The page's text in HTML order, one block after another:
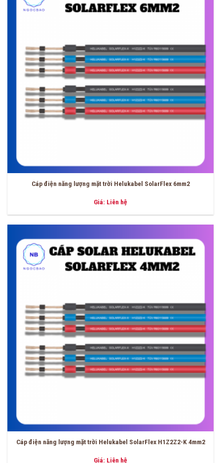
Cáp điện năng lượng mặt trời Helukabel SolarFlex 6mm2
Giá: Liên hệ
Cáp điện năng lượng mặt trời Helukabel SolarFlex H1Z2Z2-K 4mm2
Giá: Liên hệ